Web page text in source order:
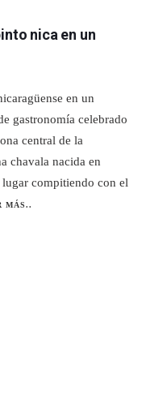
nica en un
en un
gastronomía celebrado
central de la
chavala nacida en
compitiendo con el
MÁS..